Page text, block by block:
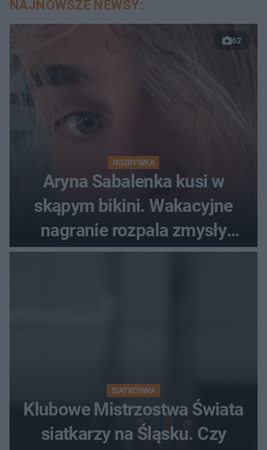
NAJNOWSZE NEWSY:
62
ROZRYWKA
Aryna Sabalenka kusi w
skąpym bikini. Wakacyjne
nagranie rozpala zmysły
fanów
SIATKÓWKA
Klubowe Mistrzostwa Świata
siatkarzy na Śląsku. Czy